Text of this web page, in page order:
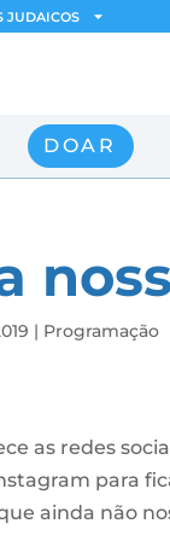
JUDAICOS
DOAR
| Programação
as redes
para
ainda não